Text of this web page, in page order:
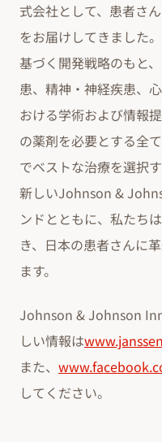
式会社として、患者さ
をお届けしてきました
基づく開発戦略のもと
患、精神・神経疾患、
おける学術および情報
の薬剤を必要とする全
でベストな治療を選択
新しいJohnson &
ンドとともに、私たち
き、日本の患者さんに
ます。
Johnson & Johnson
しい情報は
また、
してください。